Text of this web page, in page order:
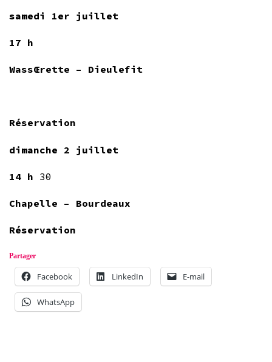
samedi 1er juillet
17 h
WassŒrette – Dieulefit
Réservation
dimanche 2 juillet
14 h 30
Chapelle – Bourdeaux
Réservation
Partager
Facebook LinkedIn E-mail
WhatsApp